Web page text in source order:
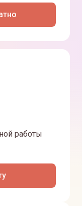
работы